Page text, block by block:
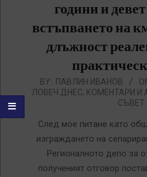
години и
встъпването на
длъжност
2026-
07-
BY: ПАВЛИН ИВАНОВ
ЛОВЕЧ ДНЕС, КОМЕНТАРИ И
СЪВЕТ
След мое питане като
изграждането на
Регионалното депо за
полученият отговор